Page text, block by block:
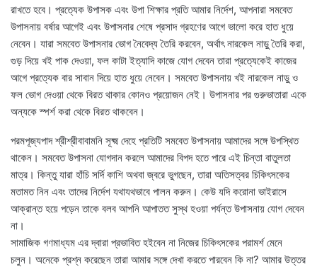
রাখতে হবে। প্রত্যেক উপাসক এবং উপা শিক্ষার প্রতি আমার নির্দেশ, আপনারা সমবেত
উপাসনায় বর্ষার আগেই এবং উপাসনার শেষে প্রসাদ গ্রহণের আগে ভালো করে হাত ধুয়ে
নেবেন। যারা সমবেত উপাসনার ভোগ নৈবেদ্য তৈরি করবেন, অর্থাৎ নারকেল নাড়ু তৈরি করা,
গুড় দিয়ে খই পাক দেওয়া, ফল কাটা ইত্যাদি কাজে যোগ দেবেন তারা প্রত্যেকেই কাজের
আগে প্রত্যেক বার সাবান দিয়ে হাত ধুয়ে নেবেন। সমবেত উপাসনায় খই নারকেল নাড়ু ও
ফল ভোগ দেওয়া থেকে বিরত থাকার কোনও প্রয়োজন নেই। উপাসনার পর গুরুভাতারা একে
অন্যকে স্পর্শ করা থেকে বিরত থাকবেন।
পরমপূজ্যপাদ শ্রীশ্রীবাবামনি সূক্ষ্ম দেহে প্রতিটি সমবেত উপাসনায় আমাদের সঙ্গে উপস্থিত
থাকেন। সমবেত উপাসনা যোগদান করলে আমাদের বিপদ হতে পারে এই চিন্তা বাতুলতা
মাত্র। কিন্তু যারা হাঁচি সর্দি কাশি অথবা জ্বরে ভুগছেন, তারা অতিসত্বর চিকিৎসকের
মতামত নিন এবং তাদের নির্দেশ যথাযথভাবে পালন করুন। কেউ যদি করোনা ভাইরাসে
আক্রান্ত হয়ে পড়েন তাকে বলব আপনি আপাতত সুস্থ হওয়া পর্যন্ত উপাসনায় যোগ দেবেন
না।
সামাজিক গণমাধ্যম এর দ্বারা প্রভাবিত হইবেন না নিজের চিকিৎসকের পরামর্শ মেনে
চলুন। অনেকে প্রশ্ন করেছেন তারা আমার সঙ্গে দেখা করতে পারবেন কি না? আমার উত্তর